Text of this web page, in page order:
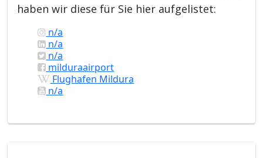
haben wir diese für Sie hier aufgelistet:
n/a
n/a
n/a
milduraairport
Flughafen Mildura
n/a